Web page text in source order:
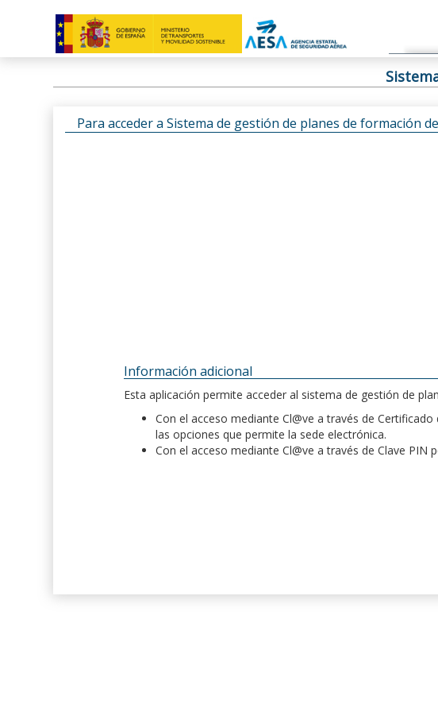
Para acceder a Sistema de gestión de planes de formación
Información adicional
Esta aplicación permite acceder al sistema de gestión de
Con el acceso mediante Cl@ve a través de
las opciones que permite la sede electrónica.
Con el acceso mediante Cl@ve a través de Clave